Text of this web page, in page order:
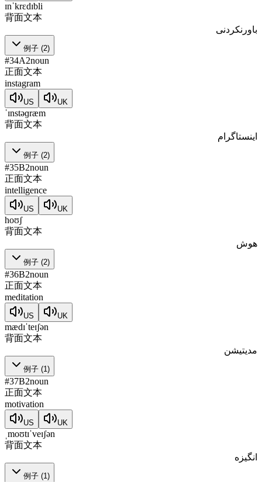
ɪnˈkrɛdɪbli
背面文本
باورنکردنی
例子 (2)
#34A2noun
正面文本
instagram
US UK
ˈɪnstəɡræm
背面文本
اینستاگرام
例子 (2)
#35B2noun
正面文本
intelligence
US UK
hoʊʃ
背面文本
هوش
例子 (2)
#36B2noun
正面文本
meditation
US UK
mædɪˈteɪʃən
背面文本
مدیتیشن
例子 (1)
#37B2noun
正面文本
motivation
US UK
ˌmoʊtɪˈveɪʃən
背面文本
انگیزه
例子 (1)